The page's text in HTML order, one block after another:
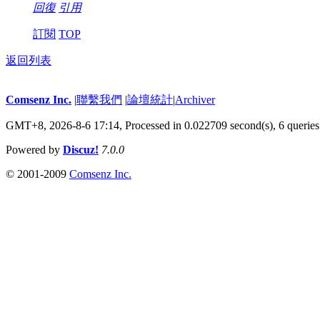
回復 引用
訂閱 TOP
返回列表
Comsenz Inc. |聯繫我們 |論壇統計|Archiver
GMT+8, 2026-8-6 17:14, Processed in 0.022709 second(s), 6 queries
Powered by Discuz! 7.0.0
© 2001-2009 Comsenz Inc.